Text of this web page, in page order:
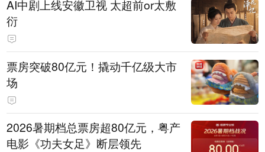
AI中剧上线安徽卫视 太超前or太敷
衍
票房突破80亿元！撬动千亿级大市
场
2026暑期档总票房超80亿元，粤产
电影《功夫女足》断层领先